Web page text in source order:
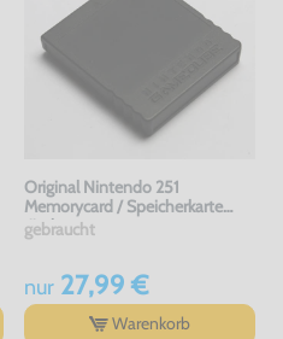
Original Nintendo 251
Memorycard / Speicherkarte
#schwarz
gebraucht
nur27,99 €
Warenkorb